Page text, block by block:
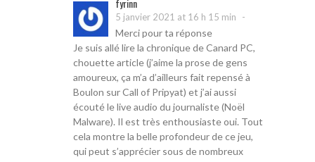
fyrinn
5 janvier 2021 at 16 h 15 min
-
Merci pour ta réponse
Je suis allé lire la chronique de Canard PC,
chouette article (j’aime la prose de gens
amoureux, ça m’a d’ailleurs fait repensé à
Boulon sur Call of Pripyat) et j’ai aussi
écouté le live audio du journaliste (Noël
Malware). Il est très enthousiaste oui. Tout
cela montre la belle profondeur de ce jeu,
qui peut s’apprécier sous de nombreux